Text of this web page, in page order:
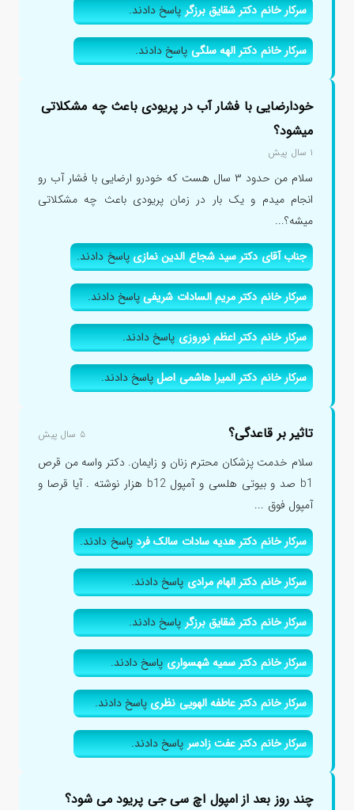
سرکار خانم دکتر شقایق برزگرپاسخ دادند.
سرکار خانم دکتر الهه سلگیپاسخ دادند.
خودارضایی با فشار آب در پریودی باعث چه مشکلاتی
میشود؟
۱ سال پیش
سلام من حدود ۳ سال هست که خودرو ارضایی با فشار آب رو
انجام میدم و یک بار در زمان پریودی باعث چه مشکلاتی
میشه؟...
جناب آقای دکتر سید شجاع الدین نمازیپاسخ دادند.
سرکار خانم دکتر مریم السادات شریفیپاسخ دادند.
سرکار خانم دکتر اعظم نوروزیپاسخ دادند.
سرکار خانم دکتر المیرا هاشمی اصلپاسخ دادند.
تاثیر بر قاعدگی؟ ۵ سال پیش
سلام خدمت پزشکان محترم زنان و زایمان. دکتر واسه من قرص
b1 صد و بیوتی هلسی و آمپول b12 هزار نوشته . آیا قرصا و
آمپول فوق ...
سرکار خانم دکتر هدیه سادات سالک فردپاسخ دادند.
سرکار خانم دکتر الهام مرادیپاسخ دادند.
سرکار خانم دکتر شقایق برزگرپاسخ دادند.
سرکار خانم دکتر سمیه شهسواریپاسخ دادند.
سرکار خانم دکتر عاطفه الهویی نظریپاسخ دادند.
سرکار خانم دکتر عفت زادسرپاسخ دادند.
چند روز بعد از امپول اچ سی جی پریود می شود؟